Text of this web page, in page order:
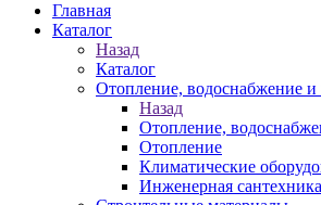
Главная
Каталог
Назад
Каталог
Отопление, водоснабжение и
Назад
Отопление,
Отопление
Климатические
Инженерная сантехника